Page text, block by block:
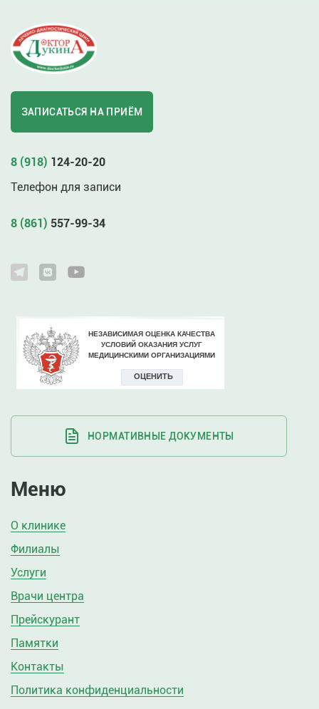
ЗАПИСАТЬСЯ НА ПРИЁМ
8 (918) 124-20-20
Телефон для записи
8 (861) 557-99-34
НОРМАТИВНЫЕ ДОКУМЕНТЫ
Меню
О клинике
Филиалы
Услуги
Врачи центра
Прейскурант
Памятки
Контакты
Политика конфиденциальности